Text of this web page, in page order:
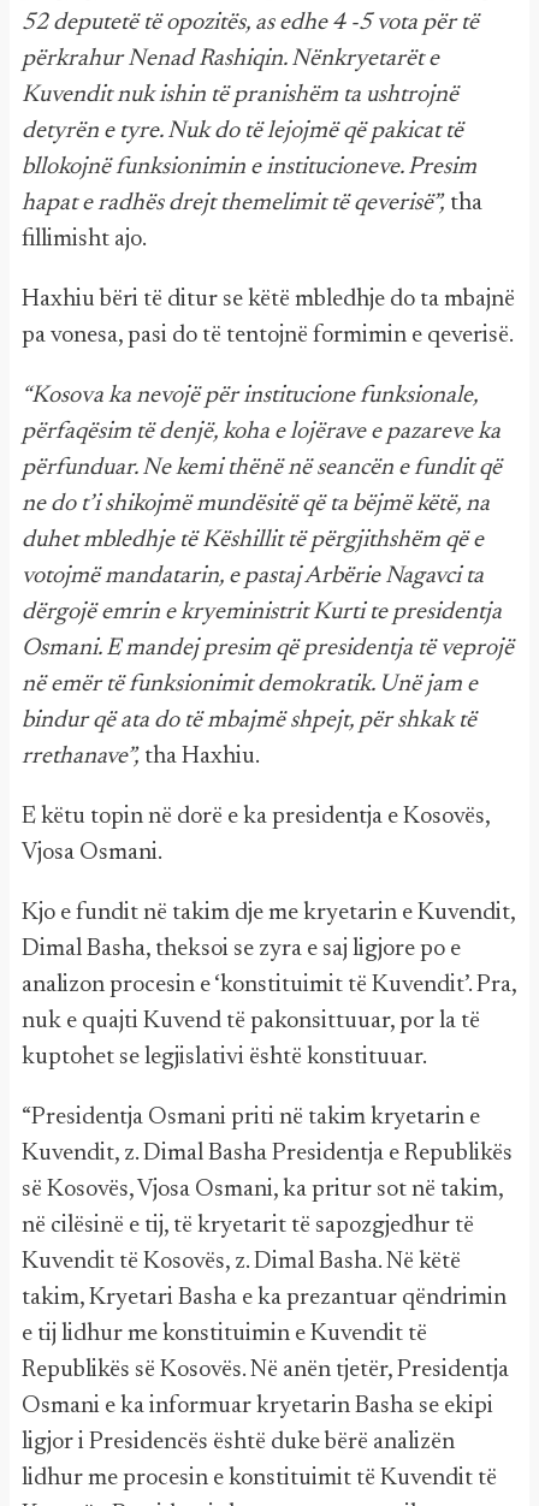
52 deputetë të opozitës, as edhe 4 -5 vota për të
përkrahur Nenad Rashiqin. Nënkryetarët e
Kuvendit nuk ishin të pranishëm ta ushtrojnë
detyrën e tyre. Nuk do të lejojmë që pakicat të
bllokojnë funksionimin e institucioneve. Presim
hapat e radhës drejt themelimit të qeverisë”, tha
fillimisht ajo.
Haxhiu bëri të ditur se këtë mbledhje do ta mbajnë
pa vonesa, pasi do të tentojnë formimin e qeverisë.
“Kosova ka nevojë për institucione funksionale,
përfaqësim të denjë, koha e lojërave e pazareve ka
përfunduar. Ne kemi thënë në seancën e fundit që
ne do t’i shikojmë mundësitë që ta bëjmë këtë, na
duhet mbledhje të Këshillit të përgjithshëm që e
votojmë mandatarin, e pastaj Arbërie Nagavci ta
dërgojë emrin e kryeministrit Kurti te presidentja
Osmani. E mandej presim që presidentja të veprojë
në emër të funksionimit demokratik. Unë jam e
bindur që ata do të mbajmë shpejt, për shkak të
rrethanave”, tha Haxhiu.
E këtu topin në dorë e ka presidentja e Kosovës,
Vjosa Osmani.
Kjo e fundit në takim dje me kryetarin e Kuvendit,
Dimal Basha, theksoi se zyra e saj ligjore po e
analizon procesin e ‘konstituimit të Kuvendit’. Pra,
nuk e quajti Kuvend të pakonsittuuar, por la të
kuptohet se legjislativi është konstituuar.
“Presidentja Osmani priti në takim kryetarin e
Kuvendit, z. Dimal Basha Presidentja e Republikës
së Kosovës, Vjosa Osmani, ka pritur sot në takim,
në cilësinë e tij, të kryetarit të sapozgjedhur të
Kuvendit të Kosovës, z. Dimal Basha. Në këtë
takim, Kryetari Basha e ka prezantuar qëndrimin
e tij lidhur me konstituimin e Kuvendit të
Republikës së Kosovës. Në anën tjetër, Presidentja
Osmani e ka informuar kryetarin Basha se ekipi
ligjor i Presidencës është duke bërë analizën
lidhur me procesin e konstituimit të Kuvendit të